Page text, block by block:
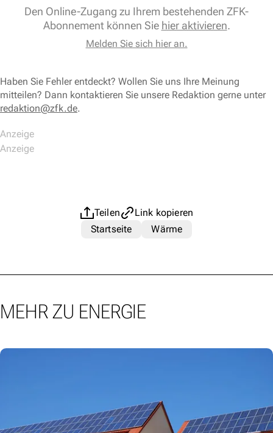
Den Online-Zugang zu Ihrem bestehenden ZFK-
Abonnement können Sie hier aktivieren.
Melden Sie sich hier an.
Haben Sie Fehler entdeckt? Wollen Sie uns Ihre Meinung
mitteilen? Dann kontaktieren Sie unsere Redaktion gerne unter
redaktion@zfk.de.
Teilen
Link kopieren
Startseite
Wärme
MEHR ZU ENERGIE